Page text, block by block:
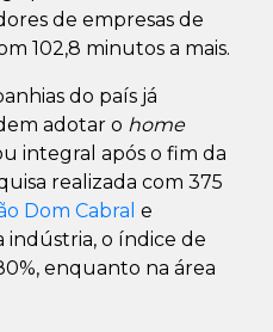
de empresas de
102,8 minutos a mais.
do país já
adotar o home
integral após o fim da
realizada com 375
Dom Cabral e
indústria, o índice de
enquanto na área